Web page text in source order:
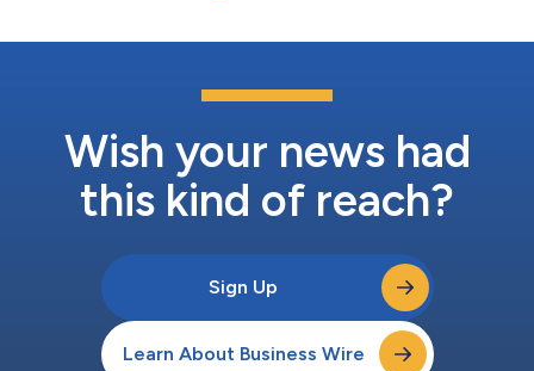
Wish your news had
this kind of reach?
Sign Up
Learn About Business Wire